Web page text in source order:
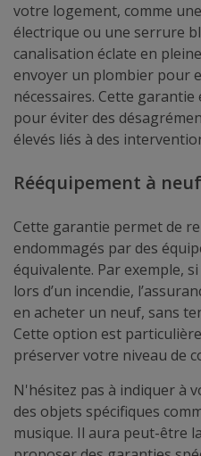
votre logement, comme
électrique ou une serrure
canalisation éclate en
envoyer un plombier pour
nécessaires. Cette
pour éviter des
élevés liés à des
Rééquipement à neuf
Cette garantie permet de
endommagés par des
équivalente. Par exemple,
lors d’un incendie,
en acheter un neuf, sans
Cette option est
préserver votre niveau de
N'hésitez pas à indiquer à
des objets spécifiques
musique. Il aura peut-être